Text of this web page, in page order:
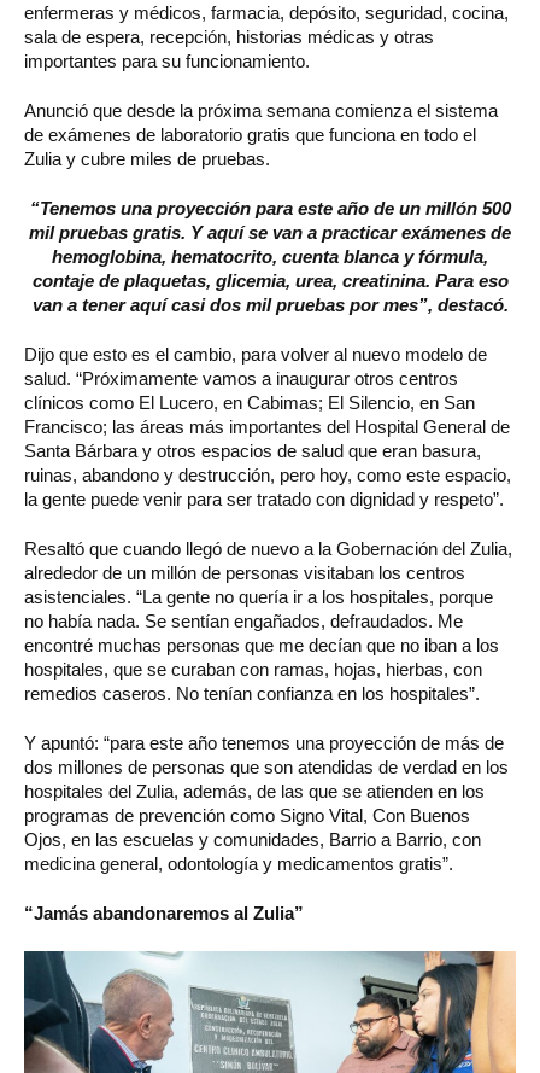
enfermeras y médicos, farmacia, depósito, seguridad, cocina,
sala de espera, recepción, historias médicas y otras
importantes para su funcionamiento.
Anunció que desde la próxima semana comienza el sistema
de exámenes de laboratorio gratis que funciona en todo el
Zulia y cubre miles de pruebas.
“Tenemos una proyección para este año de un millón 500
mil pruebas gratis. Y aquí se van a practicar exámenes de
hemoglobina, hematocrito, cuenta blanca y fórmula,
contaje de plaquetas, glicemia, urea, creatinina. Para eso
van a tener aquí casi dos mil pruebas por mes”, destacó.
Dijo que esto es el cambio, para volver al nuevo modelo de
salud. “Próximamente vamos a inaugurar otros centros
clínicos como El Lucero, en Cabimas; El Silencio, en San
Francisco; las áreas más importantes del Hospital General de
Santa Bárbara y otros espacios de salud que eran basura,
ruinas, abandono y destrucción, pero hoy, como este espacio,
la gente puede venir para ser tratado con dignidad y respeto”.
Resaltó que cuando llegó de nuevo a la Gobernación del Zulia,
alrededor de un millón de personas visitaban los centros
asistenciales. “La gente no quería ir a los hospitales, porque
no había nada. Se sentían engañados, defraudados. Me
encontré muchas personas que me decían que no iban a los
hospitales, que se curaban con ramas, hojas, hierbas, con
remedios caseros. No tenían confianza en los hospitales”.
Y apuntó: “para este año tenemos una proyección de más de
dos millones de personas que son atendidas de verdad en los
hospitales del Zulia, además, de las que se atienden en los
programas de prevención como Signo Vital, Con Buenos
Ojos, en las escuelas y comunidades, Barrio a Barrio, con
medicina general, odontología y medicamentos gratis”.
“Jamás abandonaremos al Zulia”